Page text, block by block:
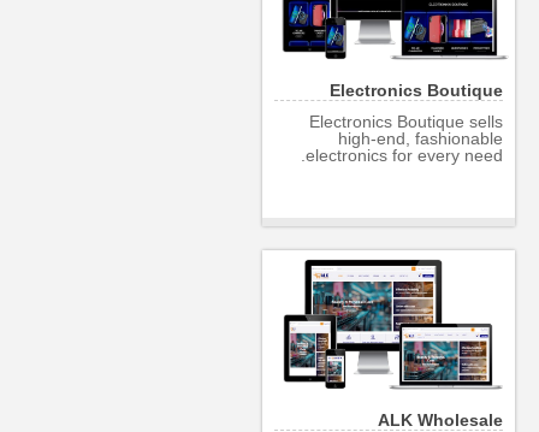
Electronics Boutique
Electronics Boutique sells
high-end, fashionable
electronics for every need.
ALK Wholesale